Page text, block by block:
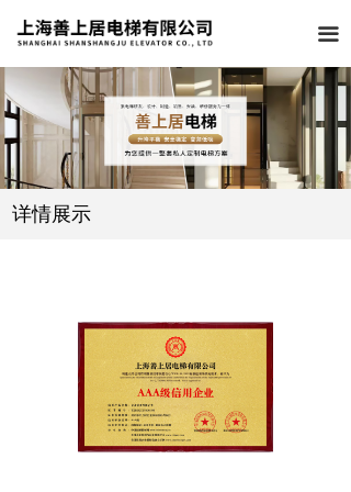
끀
详情展示